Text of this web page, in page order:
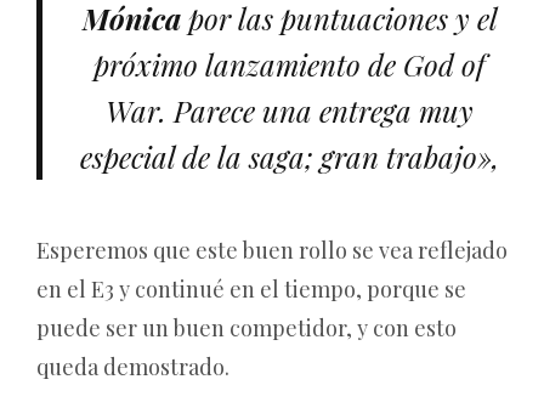
Mónicapor las puntuaciones y el
próximo lanzamiento de God of
War. Parece una entrega muy
especial de la saga; gran trabajo»,
Esperemos que este buen rollo se vea reflejado
en el E3 y continué en el tiempo, porque se
puede ser un buen competidor, y con esto
queda demostrado.